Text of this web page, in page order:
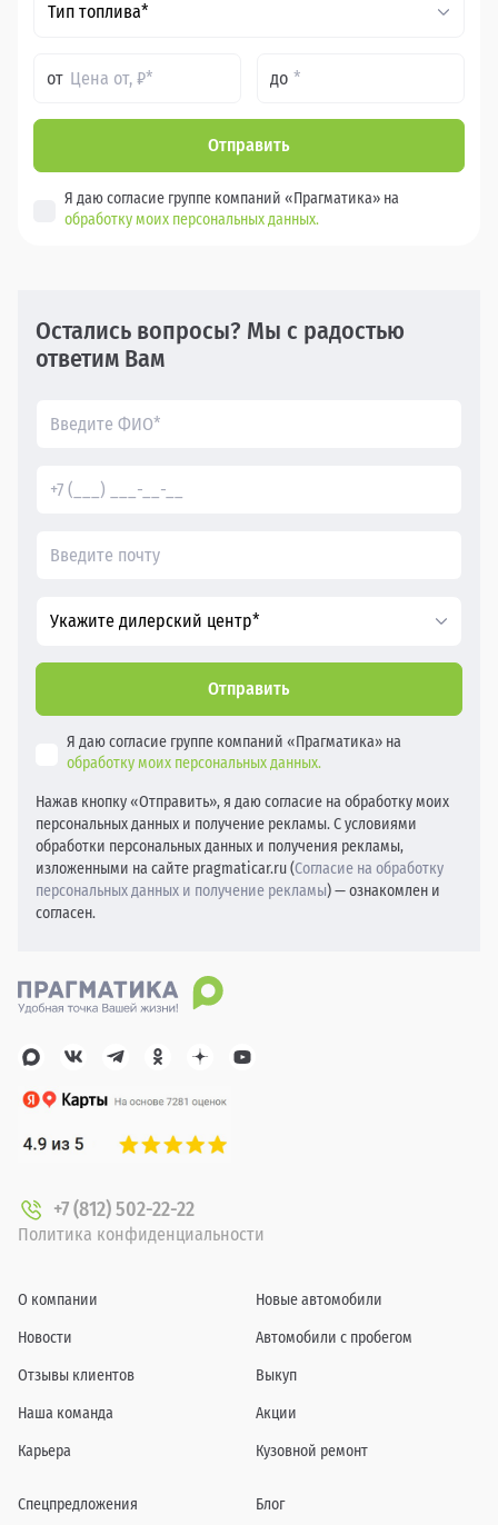
Тип топлива*
от до
Отправить
Я даю согласие группе компаний «Прагматика» на
обработку моих персональных данных.
Остались вопросы? Мы с радостью
ответим Вам
Укажите дилерский центр*
Отправить
Я даю согласие группе компаний «Прагматика» на
обработку моих персональных данных.
Нажав кнопку «Отправить», я даю согласие на обработку моих
персональных данных и получение рекламы. С условиями
обработки персональных данных и получения рекламы,
изложенными на сайте pragmaticar.ru (Согласие на обработку
персональных данных и получение рекламы) — ознакомлен и
согласен.
+7 (812) 502-22-22
Политика конфиденциальности
О компании
Новости
Отзывы клиентов
Наша команда
Карьера
Новые автомобили
Автомобили с пробегом
Выкуп
Акции
Кузовной ремонт
Спецпредложения Блог